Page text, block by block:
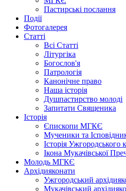
Пастирські послання
Події
Фотогалерея
Статті
Всі Статті
Літургіка
Богослов'я
Патрологія
Канонічне право
Наша історія
Душпастирство молоді
Запитати Священика
Історія
Єпископи МГКЄ
Мученики та
Історія Ужгородського
Ікона Мукачівської
Молодь МГКЄ
Архідияконати
Ужгородський
Мукачівський